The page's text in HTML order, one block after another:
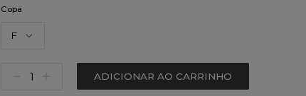
Copa
F
ADICIONAR AO CARRINHO